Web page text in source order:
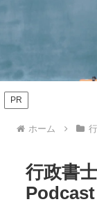
PR
ホーム
行政書
Podcast